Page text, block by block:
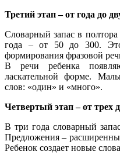
Третий этап – от года до
Словарный запас в
года – от 50 до 300.
формирования фразовой
В речи ребенка
ласкательной форме.
слов: «один» и «много».
Четвертый этап – от трех
В три года словарный
Предложения –
Ребенок создает новые